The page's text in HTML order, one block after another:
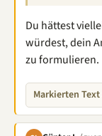
Du hättest
würdest, dein
zu formulieren.
Markierten